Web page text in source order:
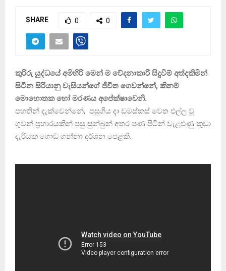
SHARE 0 0
කුරිරු යුද්ධයේ අමිහිරි මෙන් ම වේදනාකාරී සිදුවීම් අත්දකිමින්
සිටින සිරියානු වැසියන්ගේ ජීවිත ගෙවන්නේ, කිනම්
මොහොතක හෝ මරණය අපේක්ෂාවෙනි.
පහතින් දැක්වෙන්නේ, පසුගිය දා ඩමස්කස් වෙත එල්ල වූ
ගුවන් ප්‍රහාරයකින් පසු සුන්බුන් අතර පණ පිටින් වැළළුණු කුඩා
දැරියක ගොඩ ගන්නා දර්ශන පෙළකි.